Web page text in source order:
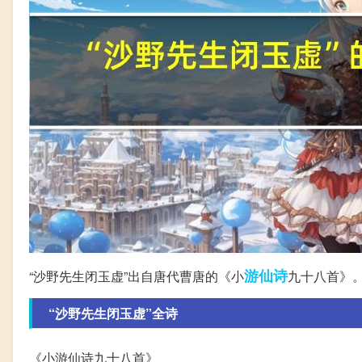
“沙野先生闭玉虚”出自唐代曹唐的《小游仙诗九十八首》
“沙野先生闭玉虚”全诗
《小游仙诗九十八首》